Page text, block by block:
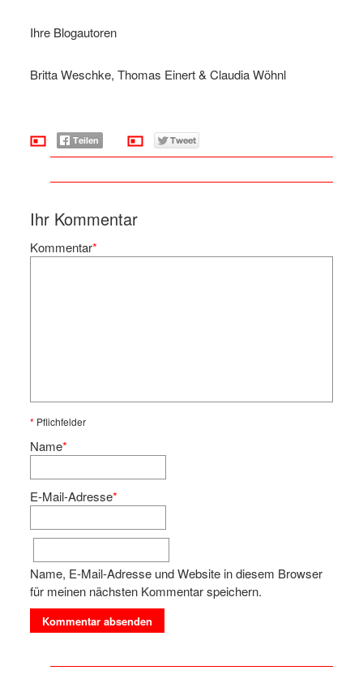
Ihre Blogautoren
Britta Weschke, Thomas Einert & Claudia Wöhnl
Ihr Kommentar
Kommentar*
* Pflichfelder
Name*
E-Mail-Adresse*
Name, E-Mail-Adresse und Website in diesem Browser
für meinen nächsten Kommentar speichern.